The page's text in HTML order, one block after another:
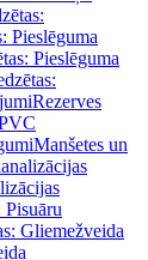
Pieslēguma
Pieslēguma
Rezerves
Manšetes un
Pisuāru
Gliemežveida